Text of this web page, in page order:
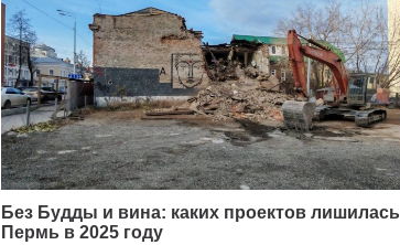
Без Будды и вина: каких проектов лишилась
Пермь в 2025 году